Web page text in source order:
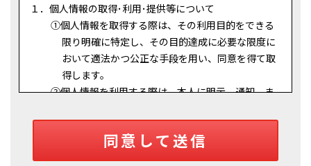
１．個人情報の取得･利用･提供等について
①個人情報を取得する際は、その利用目的をできる
限り明確に特定し、その目的達成に必要な限度に
おいて適法かつ公正な手段を用い、同意を得て取
得します。
②個人情報を利用する際は、本人に明示、通知、ま
反する目的外利用を行なわないための措置を講じ
③個人情報を第三者に提供またはその取扱いを委託
同意して送信